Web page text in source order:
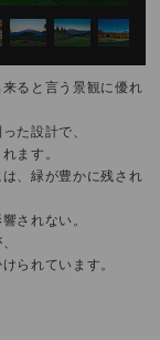
ると言う景観に優れ
た設計で、
ます。
、緑が豊かに残され
されない。
られています。